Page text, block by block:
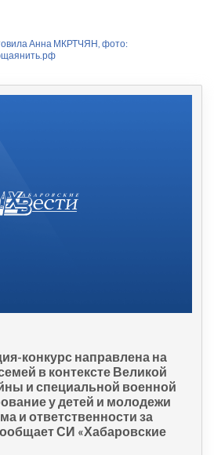
Анна МКРТЧЯН, фото:
конкурс направлена на
в контексте Великой
и специальной военной
у детей и молодежи
и ответственности за
СИ «Хабаровские